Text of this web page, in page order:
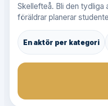
Skellefteå. Bli den tydliga
föräldrar planerar
En aktör per kategori